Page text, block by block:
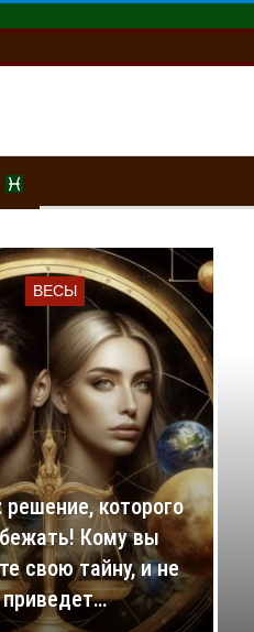
ВЕСЫ
решение, которого
Кому вы
свою тайну, и не
приведет…